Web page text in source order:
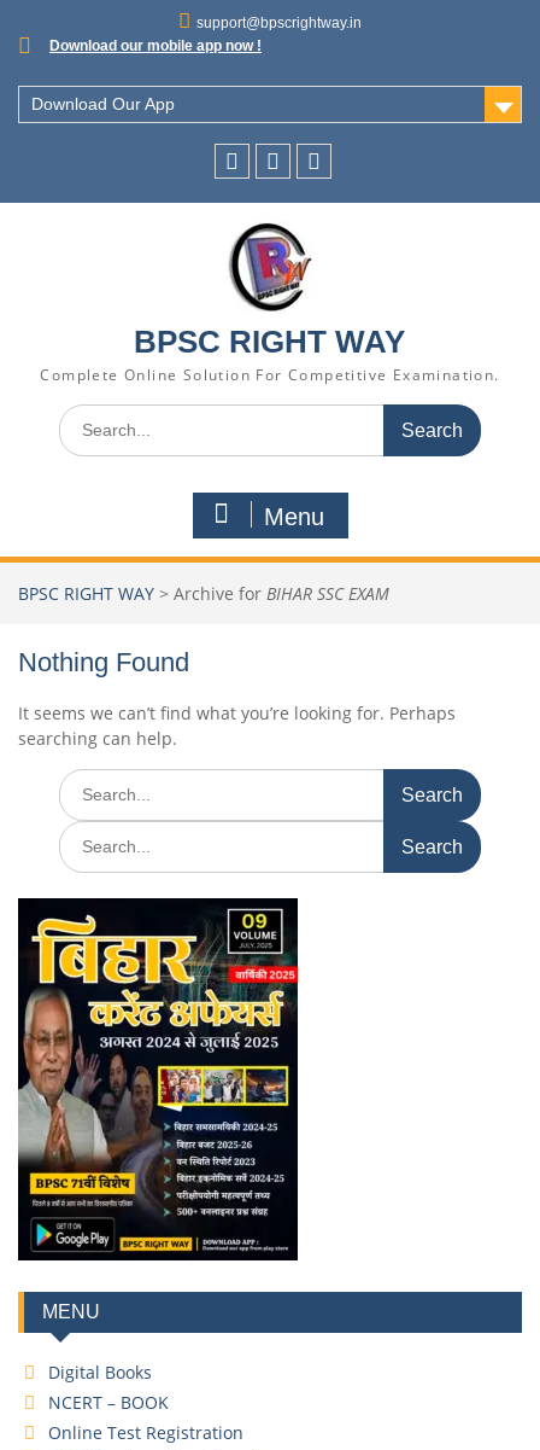
support@bpscrightway.in
Download our mobile app now !
Download Our App
BPSC RIGHT WAY
Complete Online Solution For Competitive Examination.
Menu
BPSC RIGHT WAY > Archive for BIHAR SSC EXAM
Nothing Found
It seems we can’t find what you’re looking for. Perhaps
searching can help.
MENU
Digital Books
NCERT – BOOK
Online Test Registration